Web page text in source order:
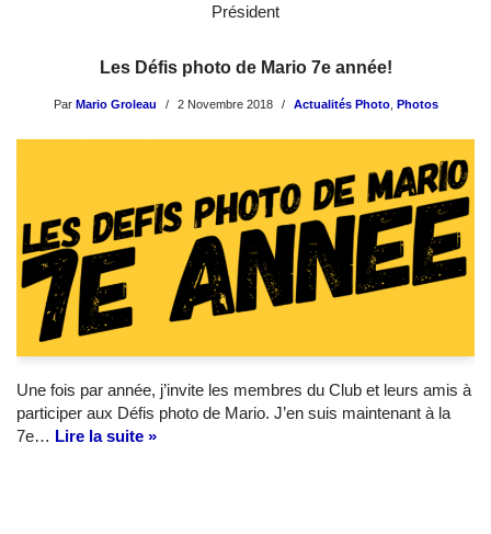
Président
Les Défis photo de Mario 7e année!
Par Mario Groleau 2 Novembre 2018 Actualités Photo, Photos
Une fois par année, j’invite les membres du Club et leurs amis à
participer aux Défis photo de Mario. J’en suis maintenant à la
7e… Lire la suite »